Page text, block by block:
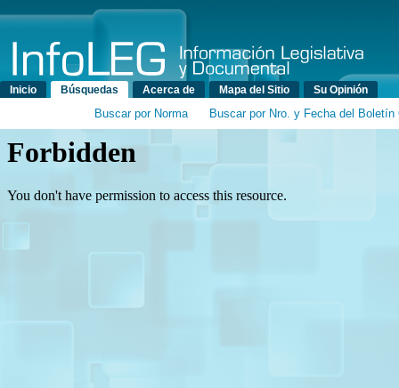
Menú principal
Inicio Búsquedas Acerca de Mapa del Sitio Su Opinión
Buscar por Norma Buscar por Nro. y Fecha del Boletín